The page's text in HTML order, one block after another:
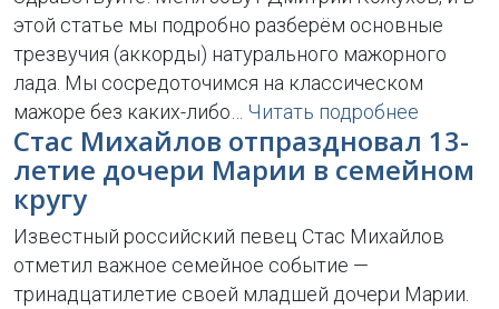
этой статье мы подробно разберём основные
трезвучия (аккорды) натурального мажорного
лада. Мы сосредоточимся на классическом
мажоре без каких-либо… Читать подробнее
Стас Михайлов отпраздновал 13-
летие дочери Марии в семейном
кругу
Известный российский певец Стас Михайлов
отметил важное семейное событие —
тринадцатилетие своей младшей дочери Марии.